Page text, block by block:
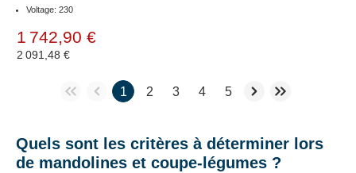
Voltage: 230
1 742,90 €
2 091,48 €
1 2 3 4 5
Quels sont les critères à déterminer lors
de mandolines et coupe-légumes ?